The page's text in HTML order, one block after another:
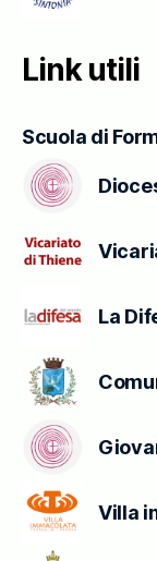
Link utili
Scuola di
La
Villa